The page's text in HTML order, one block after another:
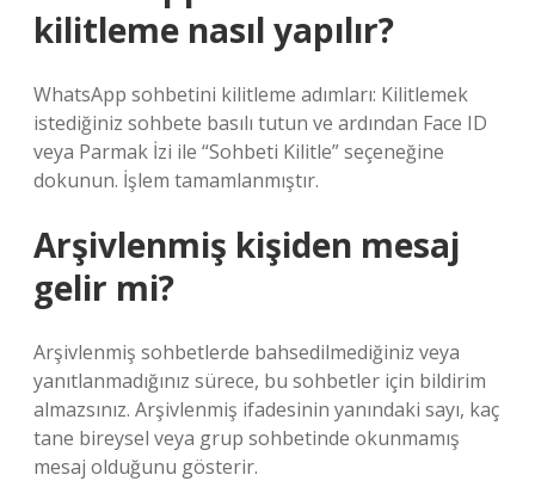
kilitleme nasıl yapılır?
WhatsApp sohbetini kilitleme adımları: Kilitlemek
istediğiniz sohbete basılı tutun ve ardından Face ID
veya Parmak İzi ile “Sohbeti Kilitle” seçeneğine
dokunun. İşlem tamamlanmıştır.
Arşivlenmiş kişiden mesaj
gelir mi?
Arşivlenmiş sohbetlerde bahsedilmediğiniz veya
yanıtlanmadığınız sürece, bu sohbetler için bildirim
almazsınız. Arşivlenmiş ifadesinin yanındaki sayı, kaç
tane bireysel veya grup sohbetinde okunmamış
mesaj olduğunu gösterir.